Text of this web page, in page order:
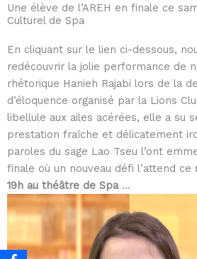
Une élève de l’AREH en finale ce
Culturel de Spa
En cliquant sur le lien ci-dessous,
redécouvrir la jolie performance de
rhétorique Hanieh Rajabi lors de la
d’éloquence organisé par la Lions
libellule aux ailes acérées, elle a su
prestation fraîche et délicatement
paroles du sage Lao Tseu l’ont
finale où un nouveau défi l’attend ce
19h au théâtre de Spa …